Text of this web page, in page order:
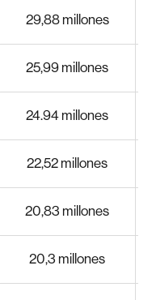
29,88 millones
25,99 millones
24.94 millones
22,52 millones
20,83 millones
20,3 millones